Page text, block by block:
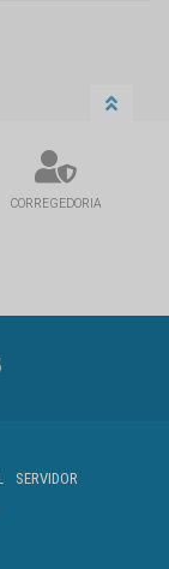
CORREGEDORIA
SERVIDOR